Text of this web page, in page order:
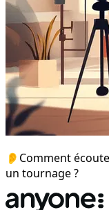
👂Comment
un tournage ?